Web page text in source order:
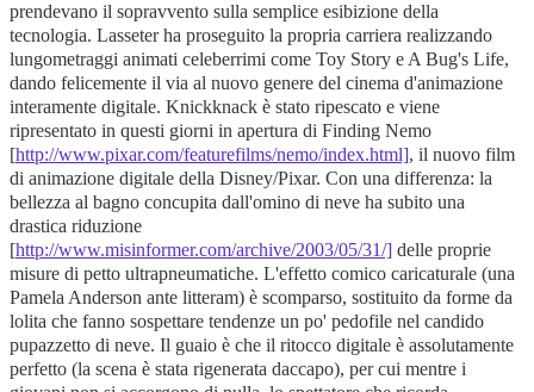
prendevano il sopravvento sulla semplice esibizione della
tecnologia. Lasseter ha proseguito la propria carriera realizzando
lungometraggi animati celeberrimi come Toy Story e A Bug's Life,
dando felicemente il via al nuovo genere del cinema d'animazione
interamente digitale. Knickknack è stato ripescato e viene
ripresentato in questi giorni in apertura di Finding Nemo
[http://www.pixar.com/featurefilms/nemo/index.html], il nuovo film
di animazione digitale della Disney/Pixar. Con una differenza: la
bellezza al bagno concupita dall'omino di neve ha subito una
drastica riduzione
[http://www.misinformer.com/archive/2003/05/31/] delle proprie
misure di petto ultrapneumatiche. L'effetto comico caricaturale (una
Pamela Anderson ante litteram) è scomparso, sostituito da forme da
lolita che fanno sospettare tendenze un po' pedofile nel candido
pupazzetto di neve. Il guaio è che il ritocco digitale è assolutamente
perfetto (la scena è stata rigenerata daccapo), per cui mentre i